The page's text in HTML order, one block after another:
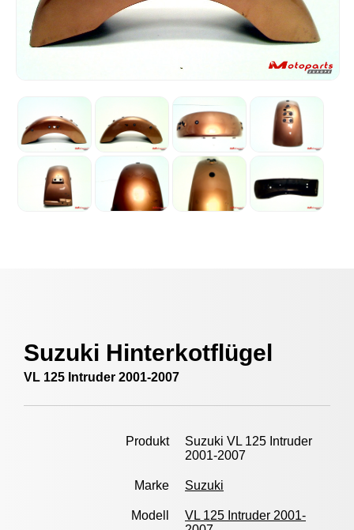
Suzuki Hinterkotflügel
VL 125 Intruder 2001-2007
Produkt
Suzuki VL 125 Intruder
2001-2007
Marke Suzuki
Modell
VL 125 Intruder 2001-